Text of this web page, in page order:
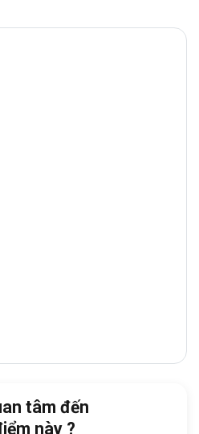
Phường Tân Bình
Văn Thụ:6 phút
Nhất:7 phút
tâm đến
này ?